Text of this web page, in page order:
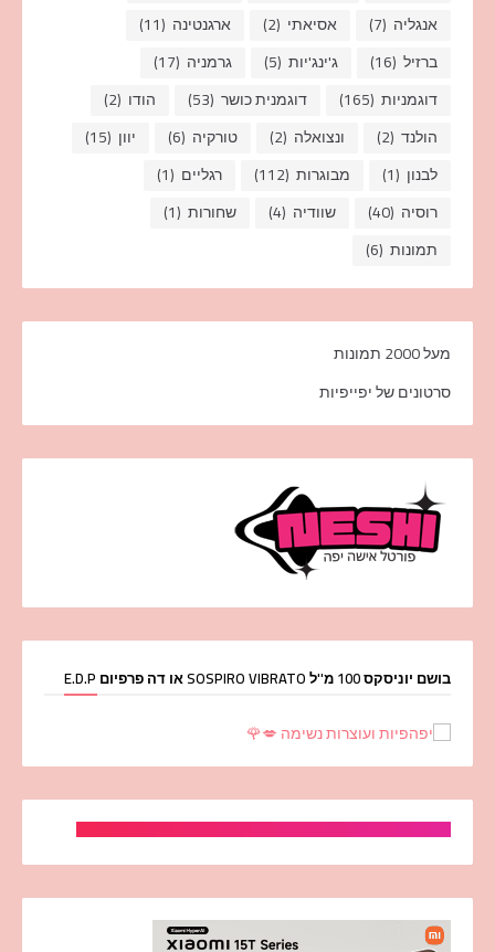
אנגליה (7) אסיאתי (2) ארגנטינה (11)
ברזיל (16) ג'ינג'יות (5) גרמניה (17)
דוגמניות (165) דוגמנית כושר (53) הודו (2)
הולנד (2) ונצואלה (2) טורקיה (6) יוון (15)
לבנון (1) מבוגרות (112) רגליים (1)
רוסיה (40) שוודיה (4) שחורות (1)
תמונות (6)
מעל 2000 תמונות
סרטונים של יפייפיות
בושם יוניסקס 100 מ''ל SOSPIRO VIBRATO או דה פרפיום E.D.P